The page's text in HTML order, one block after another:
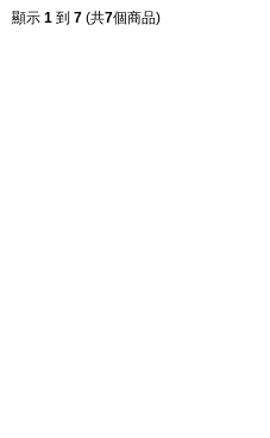
顯示 1 到 7 (共7個商品)